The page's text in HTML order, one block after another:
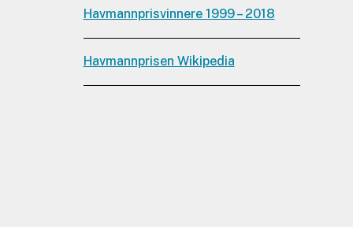
Havmannprisvinnere 1999 – 2018
Havmannprisen Wikipedia